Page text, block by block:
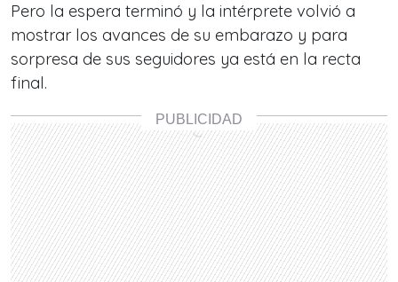
Pero la espera terminó y la intérprete volvió a
mostrar los avances de su embarazo y para
sorpresa de sus seguidores ya está en la recta
final.